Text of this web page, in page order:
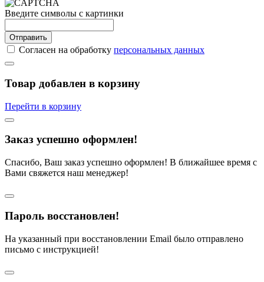
Введите символы с картинки
Отправить
Согласен на обработку персональных данных
Товар добавлен в корзину
Перейти в корзину
Заказ успешно оформлен!
Спасибо, Ваш заказ успешно оформлен! В ближайшее время с
Вами свяжется наш менеджер!
Пароль восстановлен!
На указанный при восстановлении Email было отправлено
письмо с инструкцией!